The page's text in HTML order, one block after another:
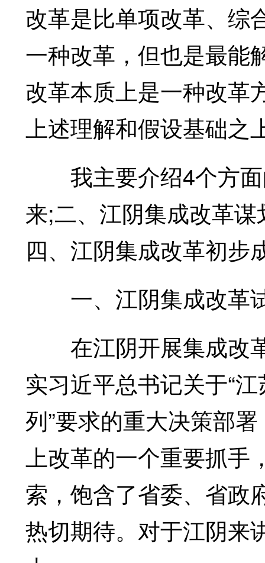
改革是比单项改革、综
一种改革，但也是最能
改革本质上是一种改革
上述理解和假设基础之
我主要介绍4个方面
来;二、江阴集成改革
四、江阴集成改革初步
一、江阴集成改革
在江阴开展集成改
实习近平总书记关于“
列”要求的重大决策部
上改革的一个重要抓手
索，饱含了省委、省政
热切期待。对于江阴来